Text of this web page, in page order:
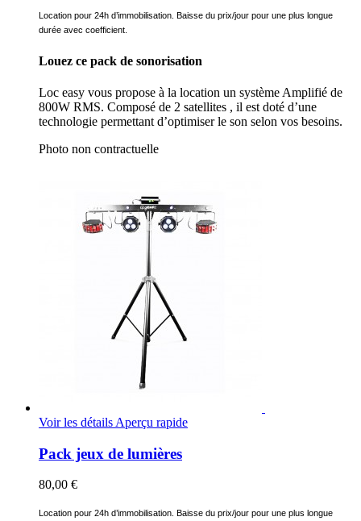
Location pour 24h d’immobilisation. Baisse du prix/jour pour une plus longue
durée avec coefficient.
Louez ce pack de sonorisation
Loc easy vous propose à la location un système Amplifié de
800W RMS. Composé de 2 satellites , il est doté d’une
technologie permettant d’optimiser le son selon vos besoins.
Photo non contractuelle
Voir les détails Aperçu rapide
Pack jeux de lumières
80,00 €
Location pour 24h d’immobilisation. Baisse du prix/jour pour une plus longue